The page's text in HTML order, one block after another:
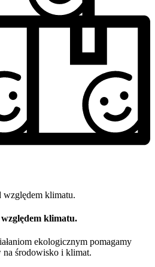
klimatu.
ekologicznym pomagamy
na środowisko i klimat.